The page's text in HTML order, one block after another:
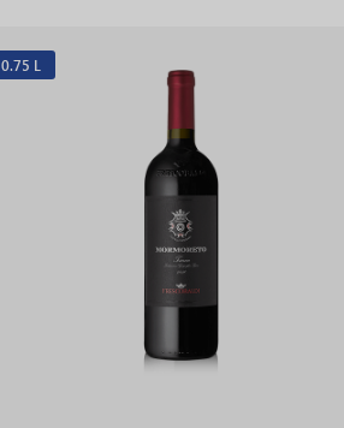
0.75 L